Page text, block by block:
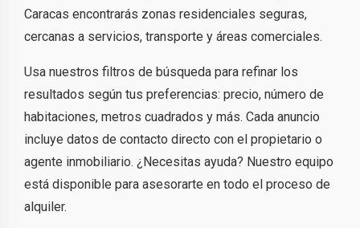
Caracas encontrarás zonas residenciales seguras,
cercanas a servicios, transporte y áreas comerciales.
Usa nuestros filtros de búsqueda para refinar los
resultados según tus preferencias: precio, número de
habitaciones, metros cuadrados y más. Cada anuncio
incluye datos de contacto directo con el propietario o
agente inmobiliario. ¿Necesitas ayuda? Nuestro equipo
está disponible para asesorarte en todo el proceso de
alquiler.